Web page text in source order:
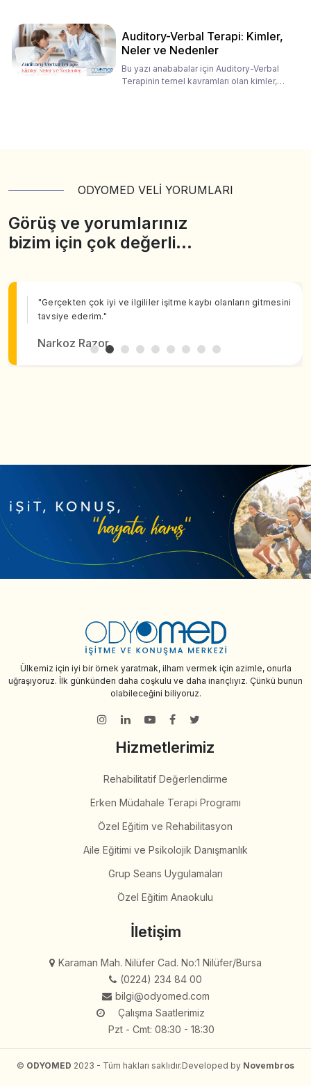
Auditory-Verbal Terapi: Kimler,
Neler ve Nedenler
Bu yazı anababalar için Auditory-Verbal
Terapinin temel kavramları olan kimler,
ODYOMED VELİ YORUMLARI
Görüş ve yorumlarınız
bizim için çok değerli…
"Gerçekten çok iyi ve ilgililer işitme kaybı olanların gitmesini
tavsiye ederim."
Narkoz Razor
Ülkemiz için iyi bir örnek yaratmak, ilham vermek için azimle, onurla
uğraşıyoruz. İlk günkünden daha coşkulu ve daha inançlıyız. Çünkü bunun
olabileceğini biliyoruz.
Hizmetlerimiz
Rehabilitatif Değerlendirme
Erken Müdahale Terapi Programı
Özel Eğitim ve Rehabilitasyon
Aile Eğitimi ve Psikolojik Danışmanlık
Grup Seans Uygulamaları
Özel Eğitim Anaokulu
İletişim
Karaman Mah. Nilüfer Cad. No:1 Nilüfer/Bursa
(0224) 234 84 00
bilgi@odyomed.com
Çalışma Saatlerimiz
Pzt - Cmt: 08:30 - 18:30
© ODYOMED 2023 - Tüm hakları saklıdır.Developed by Novembros